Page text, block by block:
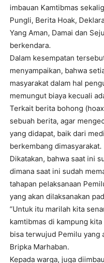
imbauan Kamtibmas
Pungli, Berita Hoak,
Yang Aman, Damai dan
berkendara.
Dalam kesempatan
menyampaikan, bahwa
masyarakat dalam hal
memungut biaya kecuali
Terkait berita bohong
sebuah berita, agar
yang didapat, baik dari
berkembang dimasyarakat.
Dikatakan, bahwa saat ini
dimana saat ini sudah
tahapan pelaksanaan
yang akan dilaksanakan
“Untuk itu marilah kita
kamtibmas di kampung
bisa terwujud Pemilu yang
Bripka Marhaban.
Kepada warga, juga